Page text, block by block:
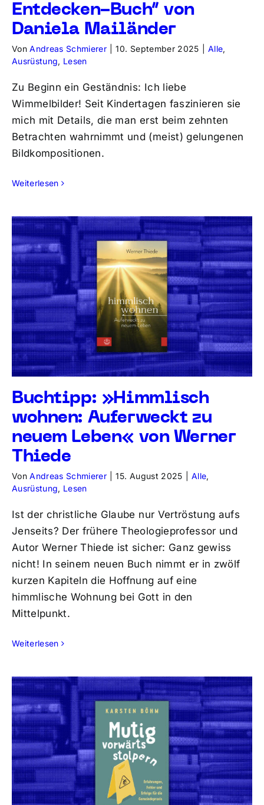
Entdecken-Buch“ von
Daniela Mailänder
VonAndreas Schmierer 10. September 2025 Alle,
Ausrüstung, Lesen
Zu Beginn ein Geständnis: Ich liebe
Wimmelbilder! Seit Kindertagen faszinieren sie
mich mit Details, die man erst beim zehnten
Betrachten wahrnimmt und (meist) gelungenen
Bildkompositionen.
Weiterlesen
Buchtipp: »Himmlisch
wohnen: Auferweckt zu
neuem Leben« von Werner
Thiede
VonAndreas Schmierer 15. August 2025 Alle,
Ausrüstung, Lesen
Ist der christliche Glaube nur Vertröstung aufs
Jenseits? Der frühere Theologieprofessor und
Autor Werner Thiede ist sicher: Ganz gewiss
nicht! In seinem neuen Buch nimmt er in zwölf
kurzen Kapiteln die Hoffnung auf eine
himmlische Wohnung bei Gott in den
Mittelpunkt.
Weiterlesen